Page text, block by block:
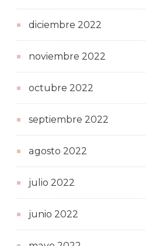
diciembre 2022
noviembre 2022
octubre 2022
septiembre 2022
agosto 2022
julio 2022
junio 2022